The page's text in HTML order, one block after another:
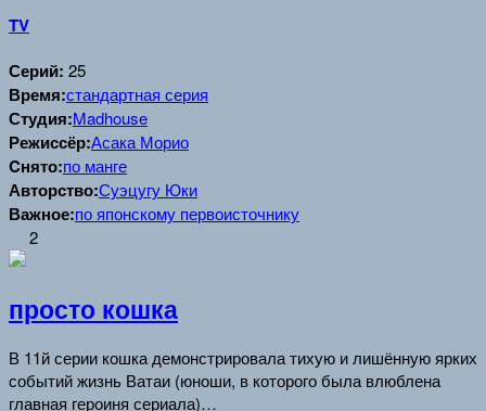
TV
Серий: 25
Время:стандартная серия
Студия:Madhouse
Режиссёр:Асака Морио
Cнято:по манге
Авторство:Суэцугу Юки
Важное:по японскому первоисточнику
2
просто кошка
В 11й серии кошка демонстрировала тихую и лишённую ярких
событий жизнь Ватаи (юноши, в которого была влюблена
главная героиня сериала)…